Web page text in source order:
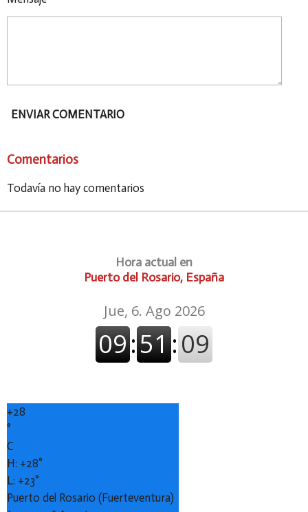
ENVIAR COMENTARIO
Comentarios
Todavía no hay comentarios
Hora actual en
Puerto del Rosario, España
+28
°
C
H: +28°
L: +23°
Puerto del Rosario (Fuerteventura)